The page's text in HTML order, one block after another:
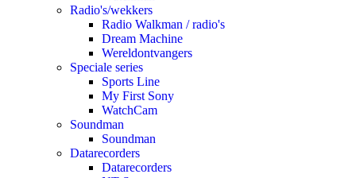
Radio's/wekkers
Radio Walkman / radio's
Dream Machine
Wereldontvangers
Speciale series
Sports Line
My First Sony
WatchCam
Soundman
Soundman
Datarecorders
Datarecorders